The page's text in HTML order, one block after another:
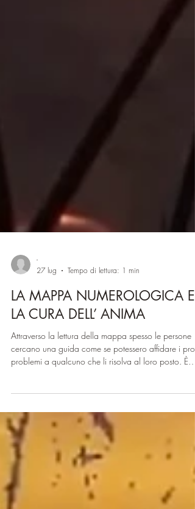
27 lug
Tempo di lettura: 1 min
LA CURA DELL’ ANIMA
Attraverso la lettura della mappa spesso le persone
problemi a qualcuno che li risolva al loro posto. È
soprattutto nei momenti di difficoltà, ma il prendersi
cura dell’anima segue una direzione diversa.
cura dell’anima significa darle il tempo e le
opportunità per rivelarsi e vivere la vita in modo da
favorire l’interiorità e la qualità nelle quali essa possa
fior